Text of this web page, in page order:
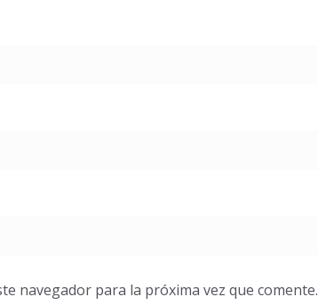
navegador para la próxima vez que comente.